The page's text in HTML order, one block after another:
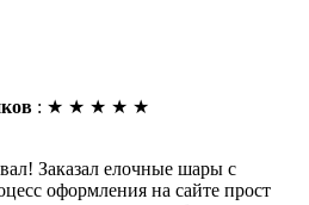
: ★ ★ ★ ★ ★
Заказал елочные шары с
оформления на сайте прост